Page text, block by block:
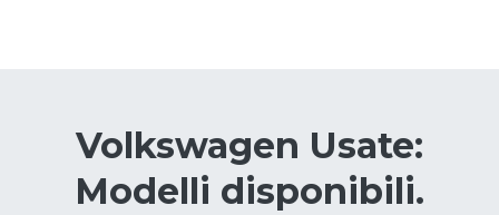
Volkswagen Usate:
Modelli disponibili.